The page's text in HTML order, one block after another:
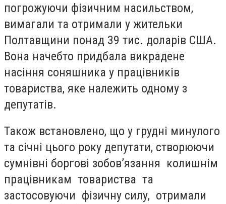
погрожуючи фізичним насильством,
вимагали та отримали у жительки
Полтавщини понад 39 тис. доларів США.
Вона начебто придбала викрадене
насіння соняшника у працівників
товариства, яке належить одному з
депутатів.
Також встановлено, що у грудні минулого
та січні цього року депутати, створюючи
сумнівні боргові зобов’язання колишнім
працівникам товариства та
застосовуючи фізичну силу, отримали